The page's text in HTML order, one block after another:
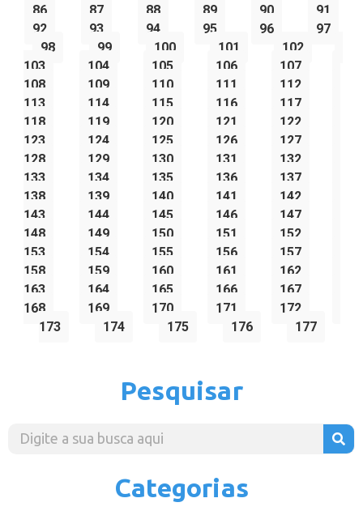
86
87 88 89 90
91
92
93 94 95 96
97
98
99 100 101
102
103
104 105 106
107
108
109 110 111
112
113
114 115 116
117
118
119 120 121
122
123
124 125 126
127
128
129 130 131
132
133
134 135 136
137
138
139 140 141
142
143
144 145 146
147
148
149 150 151
152
153
154 155 156
157
158
159 160 161
162
163
164 165 166
167
168
169 170 171
172
173
174 175 176 177
Pesquisar
Categorias